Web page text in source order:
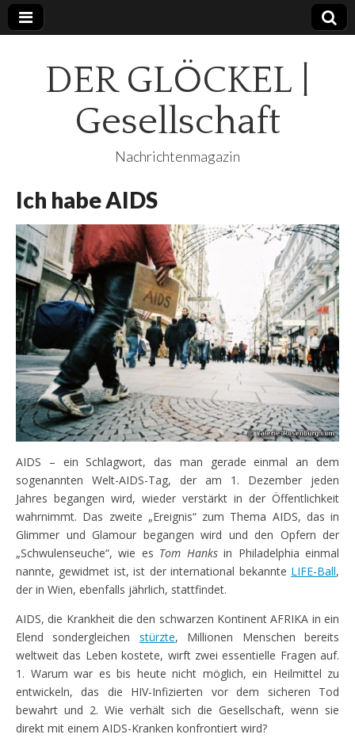
DER GLÖCKEL |
Gesellschaft
Nachrichtenmagazin
Ich habe AIDS
AIDS – ein Schlagwort, das man gerade einmal an dem
sogenannten Welt-AIDS-Tag, der am 1. Dezember jeden
Jahres begangen wird, wieder verstärkt in der Öffentlichkeit
wahrnimmt. Das zweite „Ereignis“ zum Thema AIDS, das in
Glimmer und Glamour begangen wird und den Opfern der
„Schwulenseuche“, wie es Tom Hanksin Philadelphia einmal
nannte, gewidmet ist, ist der international bekannte LIFE-Ball,
der in Wien, ebenfalls jährlich, stattfindet.
AIDS, die Krankheit die den schwarzen Kontinent AFRIKA in ein
Elend sondergleichen stürzte, Millionen Menschen bereits
weltweit das Leben kostete, wirft zwei essentielle Fragen auf.
1. Warum war es bis heute nicht möglich, ein Heilmittel zu
entwickeln, das die HIV-Infizierten vor dem sicheren Tod
bewahrt und 2. Wie verhält sich die Gesellschaft, wenn sie
direkt mit einem AIDS-Kranken konfrontiert wird?